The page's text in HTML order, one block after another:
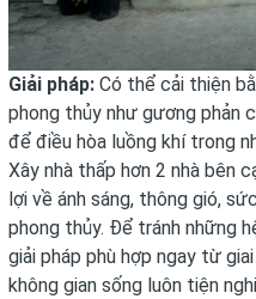
Giải pháp: Có thể cải thiện
phong thủy như gương phản
để điều hòa luồng khí trong
Xây nhà thấp hơn 2 nhà bên
lợi về ánh sáng, thông gió,
phong thủy. Để tránh những
giải pháp phù hợp ngay từ
không gian sống luôn tiện